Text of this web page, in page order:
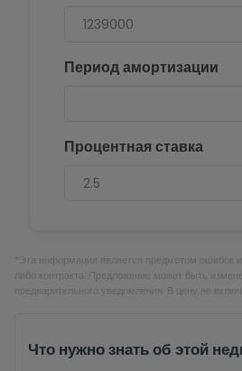
Период амортизации
Процентная ставка
*Эта информация является предметом ошибок
либо контракта. Предложение может быть
предварительного уведомления. В цену не
Что нужно знать об этой